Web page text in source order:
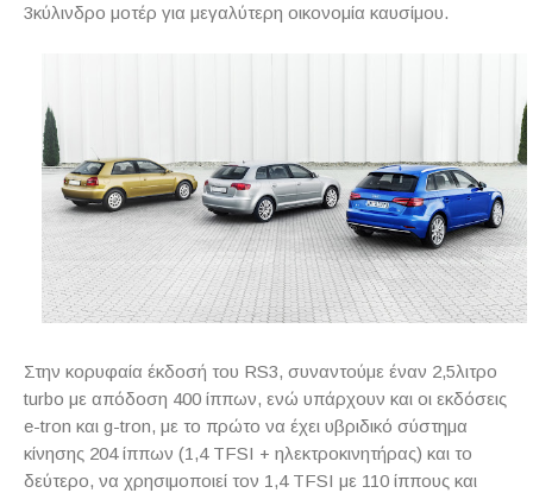
3κύλινδρο μοτέρ για μεγαλύτερη οικονομία καυσίμου.
Στην κορυφαία έκδοσή του RS3, συναντούμε έναν 2,5λιτρο
turbo με απόδοση 400 ίππων, ενώ υπάρχουν και οι εκδόσεις
e-tron και g-tron, με το πρώτο να έχει υβριδικό σύστημα
κίνησης 204 ίππων (1,4 TFSI + ηλεκτροκινητήρας) και το
δεύτερο, να χρησιμοποιεί τον 1,4 TFSI με 110 ίππους και